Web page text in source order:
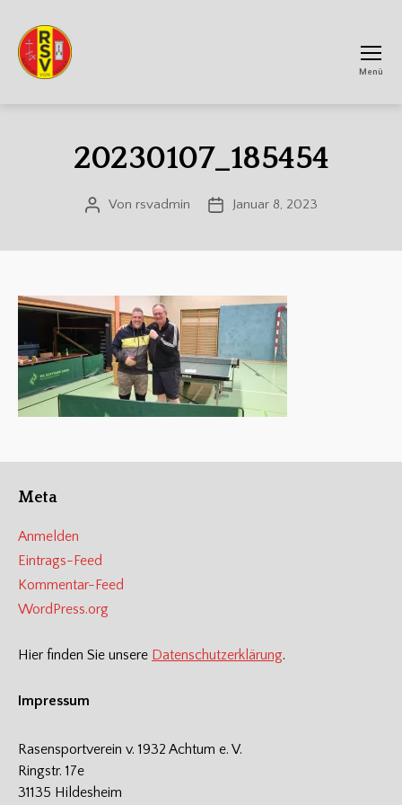
Menü
20230107_185454
Beitragsautor
Von rsvadmin Veröffentlichungsdatum
Januar 8, 2023
Meta
Anmelden
Eintrags-Feed
Kommentar-Feed
WordPress.org
Hier finden Sie unsere Datenschutzerklärung.
Impressum
Rasensportverein v. 1932 Achtum e. V.
Ringstr. 17e
31135 Hildesheim